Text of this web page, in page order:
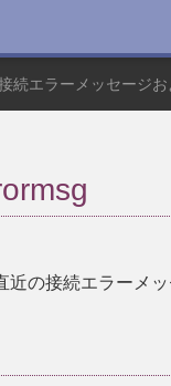
続エラーメッセージ
近の接続エラーメ